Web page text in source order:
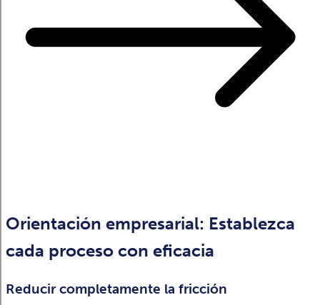
Orientación empresarial: Establezca
cada proceso con eficacia
Reducir completamente la fricción